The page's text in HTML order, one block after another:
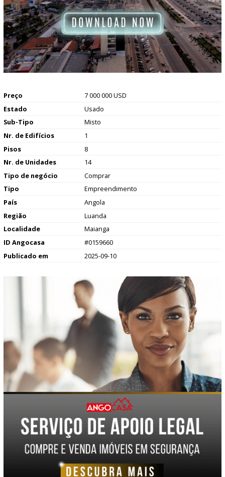
Preço
7 000 000 USD
Estado
Usado
Sub-Tipo
Misto
Nr. de Edifícios
1
Pisos
8
Nr. de Unidades
14
Tipo de negócio
Comprar
Tipo
Empreendimento
País
Angola
Região
Luanda
Localidade
Maianga
ID Angocasa
#0159660
Publicado em
2025-09-10